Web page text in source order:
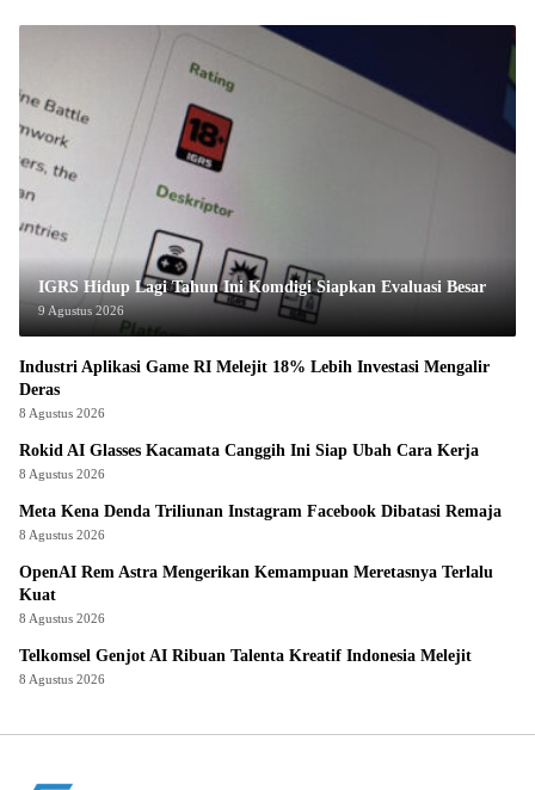
IGRS Hidup Lagi Tahun Ini Komdigi Siapkan Evaluasi Besar
9 Agustus 2026
Industri Aplikasi Game RI Melejit 18% Lebih Investasi Mengalir
Deras
8 Agustus 2026
Rokid AI Glasses Kacamata Canggih Ini Siap Ubah Cara Kerja
8 Agustus 2026
Meta Kena Denda Triliunan Instagram Facebook Dibatasi Remaja
8 Agustus 2026
OpenAI Rem Astra Mengerikan Kemampuan Meretasnya Terlalu
Kuat
8 Agustus 2026
Telkomsel Genjot AI Ribuan Talenta Kreatif Indonesia Melejit
8 Agustus 2026